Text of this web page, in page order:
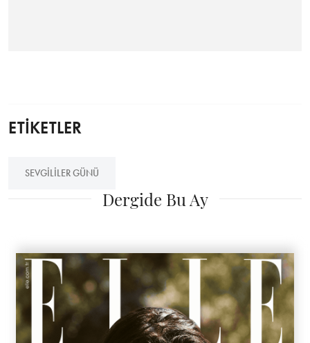
ETİKETLER
SEVGILILER GÜNÜ
Dergide Bu Ay